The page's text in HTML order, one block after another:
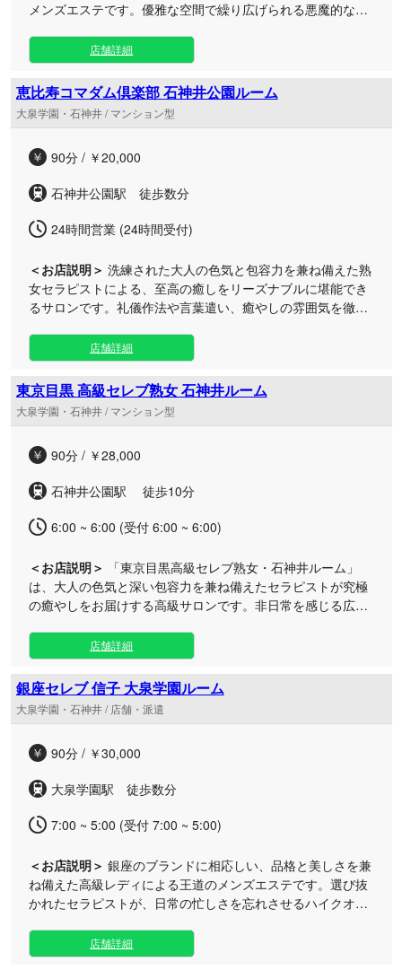
メンズエステです。優雅な空間で繰り広げられる悪魔的なま
ら翌朝5時まで営業しており、お忙しい日常の合間や深夜の
ご褒美としても、いつでも贅沢なひとときをご堪能いただけ
ます。 悪戯を仕掛けるような魅惑的なアプローチと、細部ま
で行き届いた上質なおもてなし。これまでにない至高の癒や
しと、五感を刺激する特別な体験をぜひ当店でご体感くださ
店舗詳細
恵比寿コマダム倶楽部 石神井公園ルーム
大泉学園・石神井 / マンション型
90分 / ￥20,000
石神井公園駅 徒歩数分
24時間営業 (24時間受付)
＜お店説明＞ 洗練された大人の色気と包容力を兼ね備えた熟
女セラピストによる、至高の癒しをリーズナブルに堪能でき
るサロンです。礼儀作法や言葉遣い、癒やしの雰囲気を徹底
作業のような施術とは一線を画し、心から満足していただけ
るおもてなしを追求いたしました。事前の丁寧なカウンセリ
ングでお客様一人ひとりのご要望を深くお伺いし、最適なト
リートメントプランをご提案いたします。 日常の喧騒を忘れ
させてくれる広々としたプライベート空間をご用意しており
らぎに満ちた非日常のひと時を心ゆくまでお楽しみくださ
店舗詳細
東京目黒 高級セレブ熟女 石神井ルーム
大泉学園・石神井 / マンション型
90分 / ￥28,000
石神井公園駅 徒歩10分
6:00 ~ 6:00 (受付 6:00 ~ 6:00)
＜お店説明＞
「東京目黒高級セレブ熟女・石神井ルーム」
は、大人の色気と深い包容力を兼ね備えたセラピストが究極
の癒やしをお届けする高級サロンです。非日常を感じる広々
礼儀作法や美しい言葉遣い、そして癒やしの雰囲気を徹底し
た、ずば抜けた才覚をもつ美蝶たちを厳選いたしました。マ
ニュアル通りの業務的な施術ではなく、丁寧なカウンセリン
グでお客様一人ひとりのご要望をしっかりとお聞きし、心と
身体を芯から解きほぐす最適なトリートメントを施します。
好きな時に極上の安らぎをお楽しみいただけます。大人の女
90分コースで心ゆくまでご堪能ください。
店舗詳細
銀座セレブ 信子 大泉学園ルーム
大泉学園・石神井 / 店舗・派遣
90分 / ￥30,000
大泉学園駅 徒歩数分
7:00 ~ 5:00 (受付 7:00 ~ 5:00)
＜お店説明＞ 銀座のブランドに相応しい、品格と美しさを兼
ね備えた高級レディによる王道のメンズエステです。選び抜
かれたセラピストが、日常の忙しさを忘れさせるハイクオリ
されたラグジュアリーな空間で最高峰の施術を堪能できる、
大人のためのプライベートサロンです。 大泉学園のルームで
店舗詳細